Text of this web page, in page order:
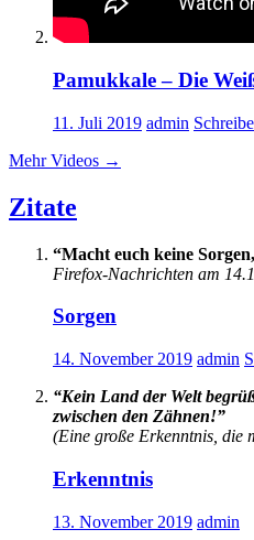
Pamukkale – Die
11. Juli 2019 admin
Mehr Videos →
Zitate
“Macht euch keine
Firefox-Nachrichten am
Sorgen
14. November 2019 admin
“Kein Land der Welt
zwischen den Zähnen!”
(Eine große Erkenntnis, die
Erkenntnis
13. November 2019 admin